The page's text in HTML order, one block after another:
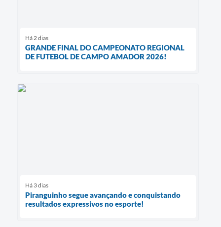
Há 2 dias
GRANDE FINAL DO CAMPEONATO REGIONAL
DE FUTEBOL DE CAMPO AMADOR 2026!
Há 3 dias
Piranguinho segue avançando e conquistando
resultados expressivos no esporte!